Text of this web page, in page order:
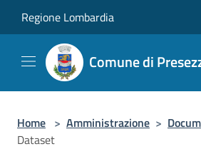
Regione Lombardia
Comune di
Home > Amministrazione >
Dataset